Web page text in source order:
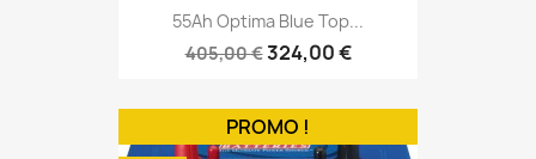
55Ah Optima Blue Top...
405,00 €324,00 €
PROMO !